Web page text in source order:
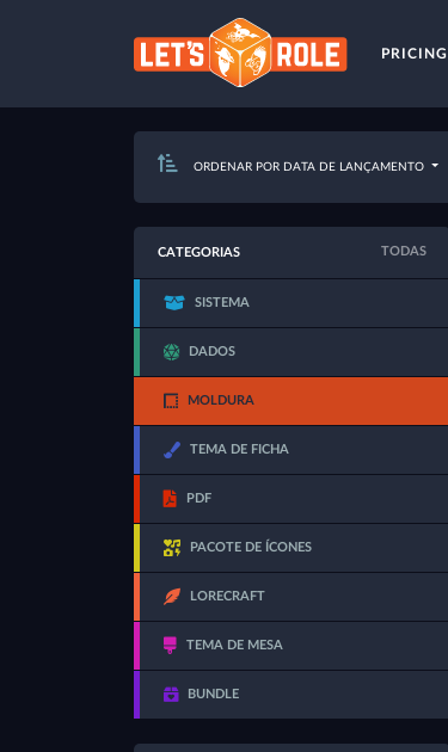
PRICING
ORDENAR POR DATA DE LANÇAMENTO
CATEGORIAS TODAS
SISTEMA
DADOS
MOLDURA
TEMA DE FICHA
PDF
PACOTE DE ÍCONES
LORECRAFT
TEMA DE MESA
BUNDLE